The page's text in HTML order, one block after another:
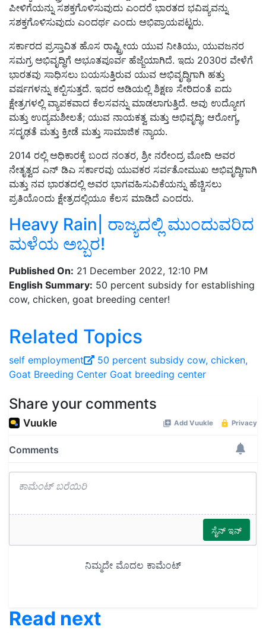
ಪೀಳಿಗೆಯನ್ನು ಸಶಕ್ತಗೊಳಿಸುವುದು ಎಂದರೆ ಭಾರತದ ಭವಿಷ್ಯವನ್ನು
ಸಶಕ್ತಗೊಳಿಸುವುದು ಎಂದರ್ಥ ಎಂದು ಅಭಿಪ್ರಾಯಪಟ್ಟರು.
ಸರ್ಕಾರದ ಪ್ರಸ್ತಾವಿತ ಹೊಸ ರಾಷ್ಟ್ರೀಯ ಯುವ ನೀತಿಯು, ಯುವಜನರ
ಸಮಗ್ರ ಅಭಿವೃದ್ಧಿಗೆ ಅಭೂತಪೂರ್ವ ಹೆಜ್ಜೆಯಾಗಿದೆ. ಇದು 2030ರ ವೇಳೆಗೆ
ಭಾರತವು ಸಾಧಿಸಲು ಬಯಸುತ್ತಿರುವ ಯುವ ಅಭಿವೃದ್ಧಿಗಾಗಿ ಹತ್ತು
ವರ್ಷಗಳನ್ನು ಕಲ್ಪಿಸುತ್ತದೆ. ಇದರ ಅಡಿಯಲ್ಲಿ ಶಿಕ್ಷಣ ಸೇರಿದಂತೆ ಐದು
ಕ್ಷೇತ್ರಗಳಲ್ಲಿ ವ್ಯಾಪಕವಾದ ಕೆಲಸವನ್ನು ಮಾಡಲಾಗುತ್ತಿದೆ. ಅವು ಉದ್ಯೋಗ
ಮತ್ತು ಉದ್ಯಮಶೀಲತೆ; ಯುವ ನಾಯಕತ್ವ ಮತ್ತು ಅಭಿವೃದ್ಧಿ; ಆರೋಗ್ಯ,
ಸದೃಢತೆ ಮತ್ತು ಕ್ರೀಡೆ ಮತ್ತು ಸಾಮಾಜಿಕ ನ್ಯಾಯ.
2014 ರಲ್ಲಿ ಅಧಿಕಾರಕ್ಕೆ ಬಂದ ನಂತರ, ಶ್ರೀ ನರೇಂದ್ರ ಮೋದಿ ಅವರ
ನೇತೃತ್ವದ ಎನ್ ಡಿಎ ಸರ್ಕಾರವು ಯುವಕರ ಸರ್ವತೋಮುಖ ಅಭಿವೃದ್ಧಿಗಾಗಿ
ಮತ್ತು ನವ ಭಾರತದಲ್ಲಿ ಅವರ ಭಾಗವಹಿಸುವಿಕೆಯನ್ನು ಹೆಚ್ಚಿಸಲು
ಪ್ರತಿಯೊಂದು ಕ್ಷೇತ್ರದಲ್ಲಿಯೂ ಕೆಲಸ ಮಾಡಿದೆ ಎಂದರು.
Heavy Rain| ರಾಜ್ಯದಲ್ಲಿ ಮುಂದುವರಿದ
ಮಳೆಯ ಅಬ್ಬರ!
Published On: 21 December 2022, 12:10 PM
English Summary: 50 percent subsidy for establishing
cow, chicken, goat breeding center!
Related Topics
self employment 50 percent subsidy cow, chicken,
Goat Breeding Center Goat breeding center
Share your comments
Read next